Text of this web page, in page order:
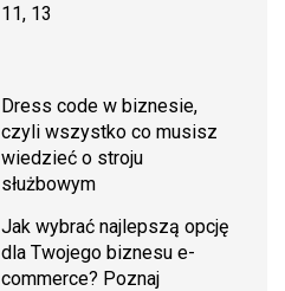
11, 13
Dress code w biznesie,
czyli wszystko co musisz
wiedzieć o stroju
służbowym
Jak wybrać najlepszą opcję
dla Twojego biznesu e-
commerce? Poznaj